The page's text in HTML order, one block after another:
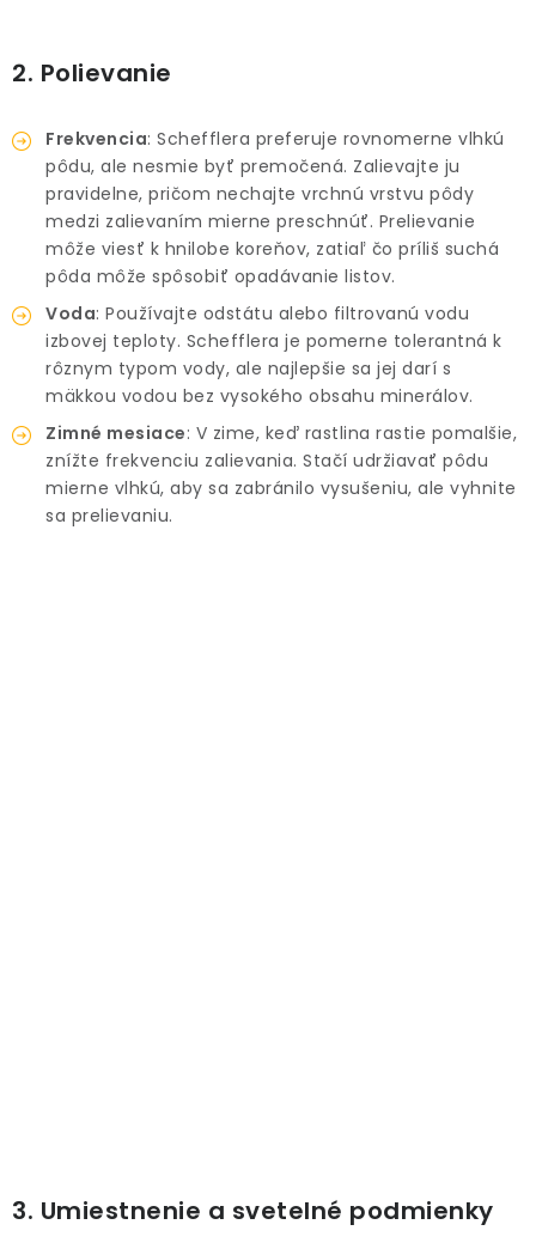
2. Polievanie
Frekvencia: Schefflera preferuje rovnomerne vlhkú
pôdu, ale nesmie byť premočená. Zalievajte ju
pravidelne, pričom nechajte vrchnú vrstvu pôdy
medzi zalievaním mierne preschnúť. Prelievanie
môže viesť k hnilobe koreňov, zatiaľ čo príliš suchá
pôda môže spôsobiť opadávanie listov.
Voda: Používajte odstátu alebo filtrovanú vodu
izbovej teploty. Schefflera je pomerne tolerantná k
rôznym typom vody, ale najlepšie sa jej darí s
mäkkou vodou bez vysokého obsahu minerálov.
Zimné mesiace: V zime, keď rastlina rastie pomalšie,
znížte frekvenciu zalievania. Stačí udržiavať pôdu
mierne vlhkú, aby sa zabránilo vysušeniu, ale vyhnite
sa prelievaniu.
3. Umiestnenie a svetelné podmienky